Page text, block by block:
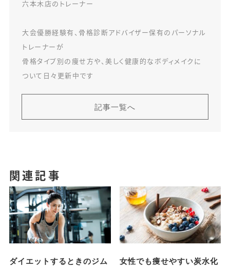
六本木店のトレーナー
大会優勝経験有、骨格診断アドバイザー保有のパーソナル
トレーナーが
骨格タイプ別の痩せ方や、美しく健康的なボディメイクに
ついて日々更新中です
記事一覧へ
関連記事
ダイエットするときのジム
女性でも痩せやすい炭水化